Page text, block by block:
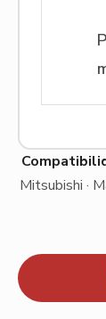
Mitsubishi ·